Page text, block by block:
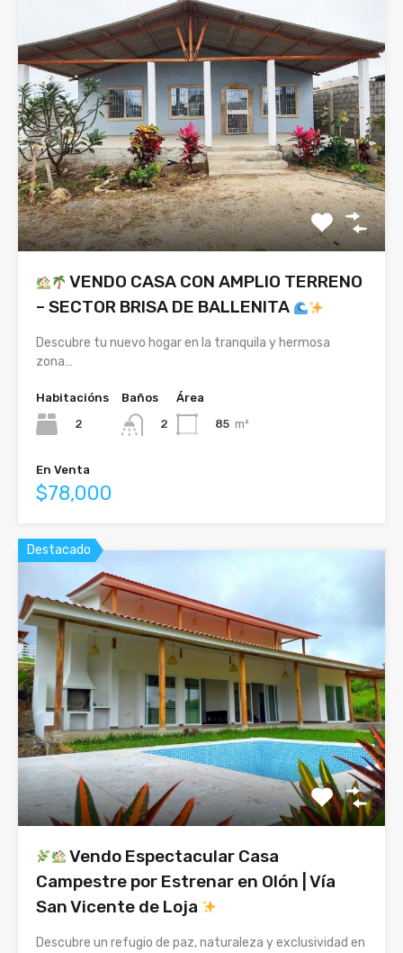
VENDO CASA CON AMPLIO TERRENO
– SECTOR BRISA DE BALLENITA
Descubre tu nuevo hogar en la tranquila y hermosa
zona…
Habitacións
2
Baños
2
Área
85 m²
En Venta
$78,000
Destacado
Vendo Espectacular Casa
Campestre por Estrenar en Olón | Vía
San Vicente de Loja
Descubre un refugio de paz, naturaleza y exclusividad en